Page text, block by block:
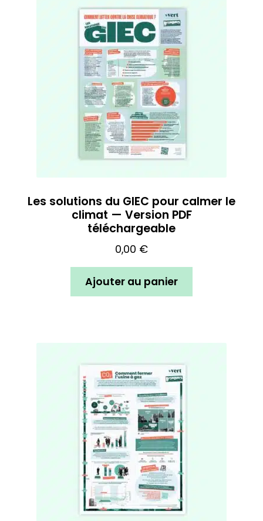
Les solutions du GIEC pour calmer le
climat — Version PDF
téléchargeable
0,00 €
Ajouter au panier